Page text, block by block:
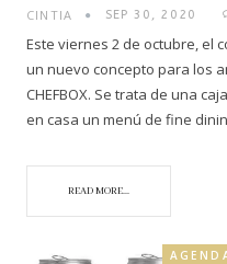
CINTIA SEP 30, 2020
Este viernes 2 de octubre, el
un nuevo concepto para los
CHEFBOX. Se trata de una
en casa un menú de fine
READ MORE...